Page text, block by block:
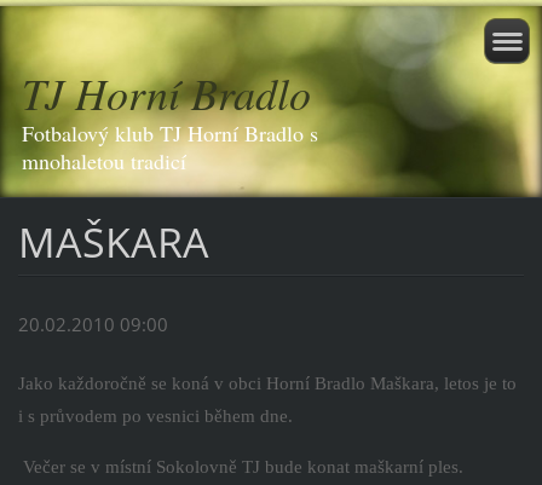
TJ Horní Bradlo
Fotbalový klub TJ Horní Bradlo s
mnohaletou tradicí
MAŠKARA
20.02.2010 09:00
Jako každoročně se koná v obci Horní Bradlo Maškara, letos je to
i s průvodem po vesnici během dne.
Večer se v místní Sokolovně TJ bude konat maškarní ples.